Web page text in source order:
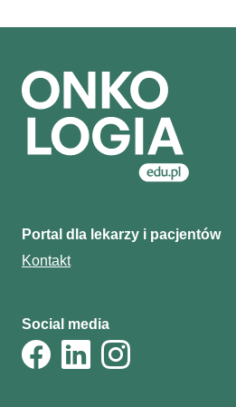
Portal dla lekarzy i pacjentów
Kontakt
Social media